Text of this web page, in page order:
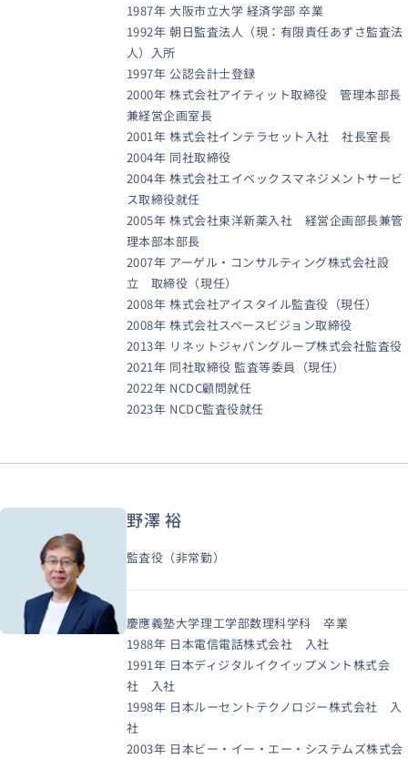
1987年 大阪市立大学 経済学部 卒業
1992年 朝日監査法人（現：有限責任あずさ監査法
人）入所
1997年 公認会計士登録
2000年 株式会社アイティット取締役 管理本部長
兼経営企画室長
2001年 株式会社インテラセット入社 社長室長
2004年 同社取締役
2004年 株式会社エイベックスマネジメントサービ
ス取締役就任
2005年 株式会社東洋新薬入社 経営企画部長兼管
理本部本部長
2007年 アーゲル・コンサルティング株式会社設
立 取締役（現任）
2008年 株式会社アイスタイル監査役（現任）
2008年 株式会社スペースビジョン取締役
2013年 リネットジャパングループ株式会社監査役
2021年 同社取締役 監査等委員（現任）
2022年 NCDC顧問就任
2023年 NCDC監査役就任
野澤 裕
監査役（非常勤）
慶應義塾大学理工学部数理科学科 卒業
1988年 日本電信電話株式会社 入社
1991年 日本ディジタルイクイップメント株式会
社 入社
1998年 日本ルーセントテクノロジー株式会社 入
社
2003年 日本ビー・イー・エー・システムズ株式会